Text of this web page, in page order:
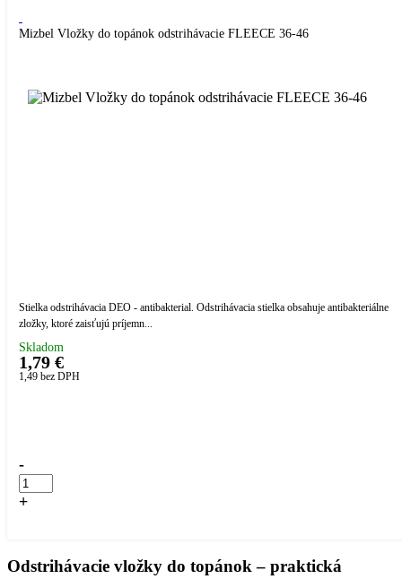
Mizbel Vložky do topánok odstrihávacie FLEECE 36-46
Stielka odstrihávacia DEO - antibakterial. Odstrihávacia stielka obsahuje antibakteriálne
zložky, ktoré zaisťujú príjemn...
Skladom
1,79 €
1,49 bez DPH
-
+
Odstrihávacie vložky do topánok – praktická